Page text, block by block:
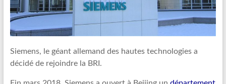
Siemens, le géant allemand des hautes technologies a
décidé de rejoindre la BRI.